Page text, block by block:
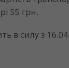
55 грн.
в силу з